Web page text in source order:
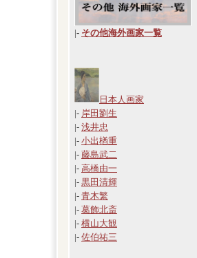
|- その他海外画家一覧
日本人画家
|- 岸田劉生
|- 浅井忠
|- 小出楢重
|- 藤島武二
|- 高橋由一
|- 黒田清輝
|- 青木繁
|- 葛飾北斎
|- 横山大観
|- 佐伯祐三